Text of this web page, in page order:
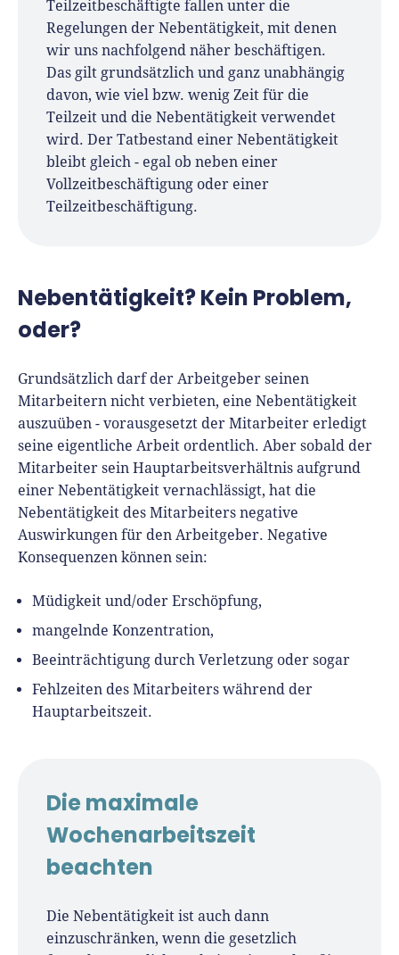
Teilzeitbeschäftigte fallen unter die
Regelungen der Nebentätigkeit, mit denen
wir uns nachfolgend näher beschäftigen.
Das gilt grundsätzlich und ganz unabhängig
davon, wie viel bzw. wenig Zeit für die
Teilzeit und die Nebentätigkeit verwendet
wird. Der Tatbestand einer Nebentätigkeit
bleibt gleich - egal ob neben einer
Vollzeitbeschäftigung oder einer
Teilzeitbeschäftigung.
Nebentätigkeit? Kein Problem,
oder?
Grundsätzlich darf der Arbeitgeber seinen
Mitarbeitern nicht verbieten, eine Nebentätigkeit
auszuüben - vorausgesetzt der Mitarbeiter erledigt
seine eigentliche Arbeit ordentlich. Aber sobald der
Mitarbeiter sein Hauptarbeitsverhältnis aufgrund
einer Nebentätigkeit vernachlässigt, hat die
Nebentätigkeit des Mitarbeiters negative
Auswirkungen für den Arbeitgeber. Negative
Konsequenzen können sein:
Müdigkeit und/oder Erschöpfung,
mangelnde Konzentration,
Beeinträchtigung durch Verletzung oder sogar
Fehlzeiten des Mitarbeiters während der
Hauptarbeitszeit.
Die maximale
Wochenarbeitszeit
beachten
Die Nebentätigkeit ist auch dann
einzuschränken, wenn die gesetzlich